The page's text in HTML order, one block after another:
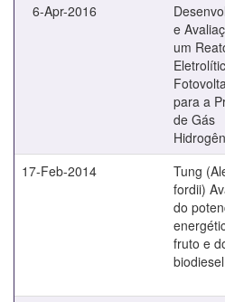
6-Apr-2016
e
um
para a
de Gás
17-Feb-2014
Tung
fordii)
do
fruto e
biodiesel